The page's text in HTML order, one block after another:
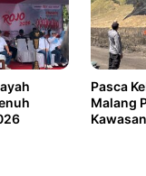
Pasca
Malang